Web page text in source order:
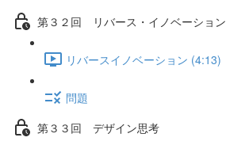
第３２回 リバース・イノベーション
リバースイノベーション (4:13)
問題
第３３回 デザイン思考